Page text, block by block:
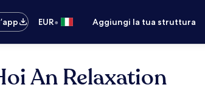
EUR• Aggiungi la tua struttura
An Relaxation